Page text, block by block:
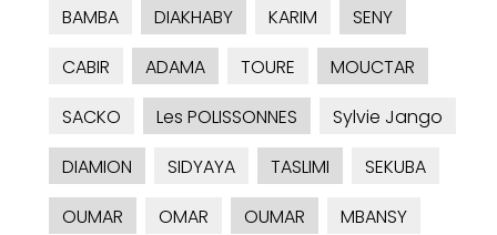
BAMBA
DIAKHABY KARIM
SENY
CABIR
ADAMA TOURE
MOUCTAR
SACKO
Les POLISSONNES
Sylvie Jango
DIAMION
SIDYAYA TASLIMI
SEKUBA
OUMAR
OMAR OUMAR
MBANSY